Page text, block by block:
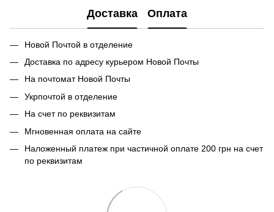
Доставка Оплата
Новой Почтой в отделение
Доставка по адресу курьером Новой Почты
На почтомат Новой Почты
Укрпочтой в отделение
На счет по реквизитам
Мгновенная оплата на сайте
Наложенный платеж при частичной оплате 200 грн на счет
по реквизитам